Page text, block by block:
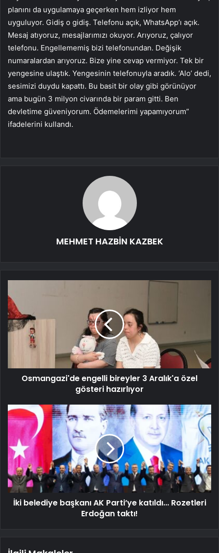
planını da uygulamaya geçerken hem izliyor hem
uyguluyor. Gidiş o gidiş. Telefonu açık, WhatsApp’ı açık.
Mesaj atıyoruz, mesajlarımızı okuyor. Arıyoruz, çalıyor
telefonu. Engellememiş bizi telefonundan. Değişik
numaralardan arıyoruz. Bize yine cevap vermiyor. Tek bir
yengesine ulaştık. Yengesinin telefonuyla aradık. ‘Alo’ dedi,
sesimizi duydu kapattı. Bu basit bir olay gibi görünüyor
ama bugün 3 milyon civarında bir param gitti. Ben
devletime güveniyorum. Ödemelerimi yapamıyorum”
ifadelerini kullandı.
MEHMET HAZBİN KAZBEK
Osmangazi'de engelli bireyler 3 Aralık'a özel
gösteri hazırlıyor
İki belediye başkanı AK Parti’ye katıldı... Rozetleri
Erdoğan taktı!